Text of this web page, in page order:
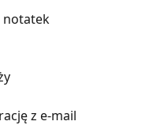
notatek
z e-mail